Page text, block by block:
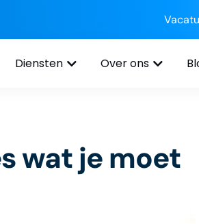
Diensten Over ons
wat je moet